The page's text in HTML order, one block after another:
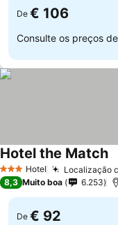
De € 106
Consulte os preços de
3 EstrelasHotel Localização
Hotel the Match
8,3 Muito boa 6.253
De € 92